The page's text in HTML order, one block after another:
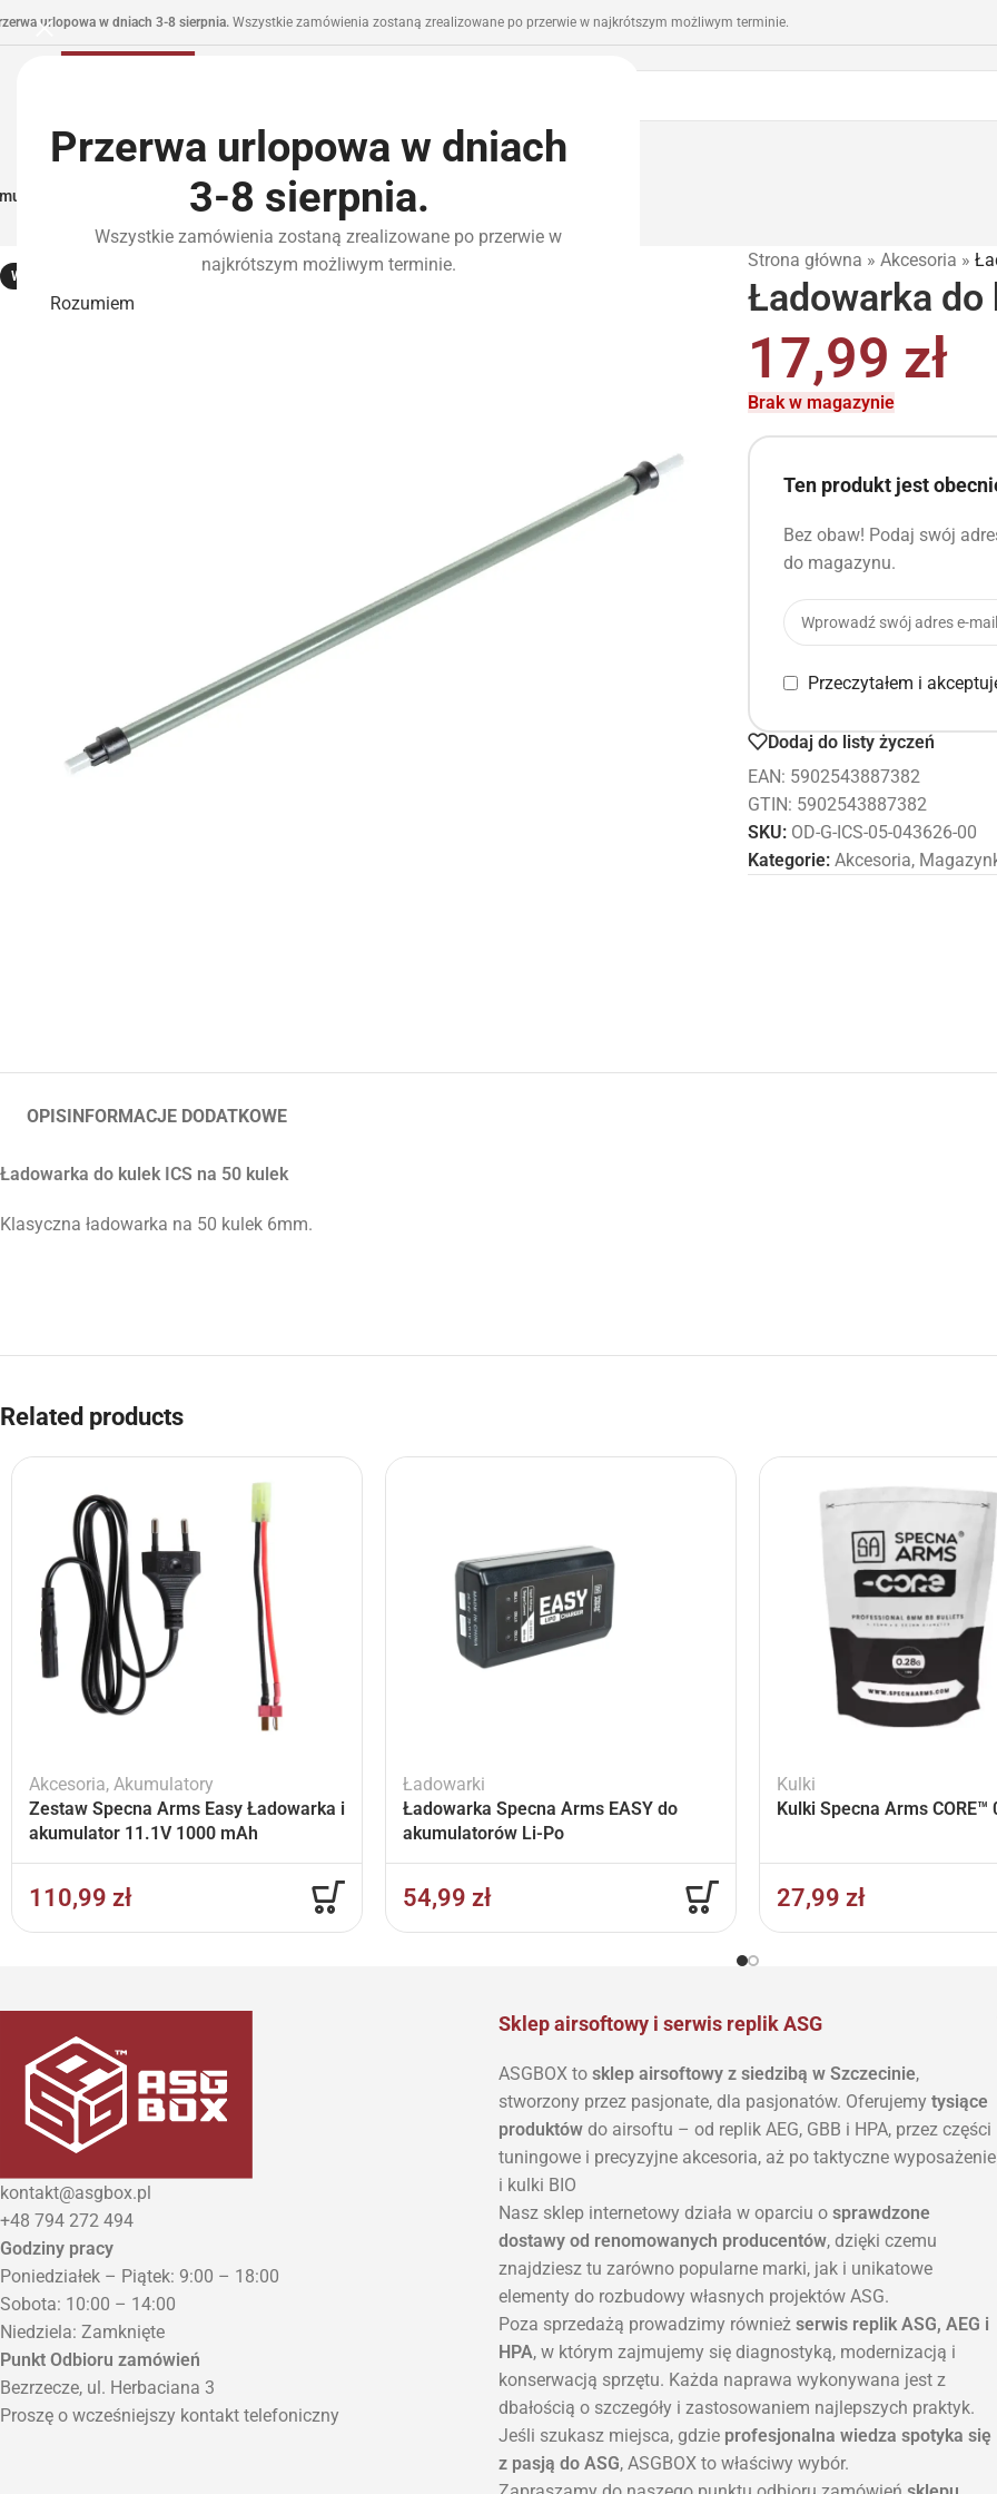
Przerwa urlopowa w dniach
3-8 sierpnia.
Wszystkie zamówienia zostaną zrealizowane po przerwie w
najkrótszym możliwym terminie.
Rozumiem
urlopowa w dniach 3-8 sierpnia. Wszystkie zamówienia zostaną zrealizowane po przerwie w najkrótszym możliwym terminie.
I Zasilanie Części I Tuning HPAWyposażenie Taktyczne
WYPRZEDANE
Strona główna » Akcesoria »
Ładowarka do
17,99 zł
Brak w magazynie
Ten produkt jest
Bez obaw! Podaj swój
do magazynu.
Przeczytałem i
Dodaj do listy życzeń
EAN: 5902543887382
GTIN: 5902543887382
SKU: OD-G-ICS-05-043626-00
Kategorie: Akcesoria,
OPISINFORMACJE DODATKOWE
Ładowarka do kulek ICS na 50 kulek
Klasyczna ładowarka na 50 kulek 6mm.
Related products
Akcesoria, Akumulatory
Zestaw Specna Arms Easy Ładowarka i
akumulator 11.1V 1000 mAh
110,99 zł
Ładowarki
Ładowarka Specna Arms EASY do
akumulatorów Li-Po
54,99 zł
Kulki
Kulki Specna Arms CORE™
27,99 zł
kontakt@asgbox.pl
+48 794 272 494
Godziny pracy
Poniedziałek – Piątek: 9:00 – 18:00
Sobota: 10:00 – 14:00
Niedziela: Zamknięte
Punkt Odbioru zamówień
Bezrzecze, ul. Herbaciana 3
Proszę o wcześniejszy kontakt telefoniczny
Sklep airsoftowy i serwis replik ASG
ASGBOX to sklep airsoftowy z siedzibą w Szczecinie,
stworzony przez pasjonate, dla pasjonatów. Oferujemy tysiące
produktów do airsoftu – od replik AEG, GBB i HPA, przez części
tuningowe i precyzyjne akcesoria, aż po taktyczne wyposażenie
i kulki BIO
Nasz sklep internetowy działa w oparciu o sprawdzone
dostawy od renomowanych producentów, dzięki czemu
znajdziesz tu zarówno popularne marki, jak i unikatowe
elementy do rozbudowy własnych projektów ASG.
Poza sprzedażą prowadzimy również serwis replik ASG, AEG i
HPA, w którym zajmujemy się diagnostyką, modernizacją i
konserwacją sprzętu. Każda naprawa wykonywana jest z
dbałością o szczegóły i zastosowaniem najlepszych praktyk.
Jeśli szukasz miejsca, gdzie profesjonalna wiedza spotyka się
z pasją do ASG, ASGBOX to właściwy wybór.